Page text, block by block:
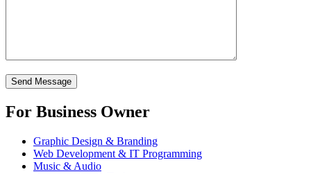
For Business Owner
Graphic Design & Branding
Web Development & IT Programming
Music & Audio